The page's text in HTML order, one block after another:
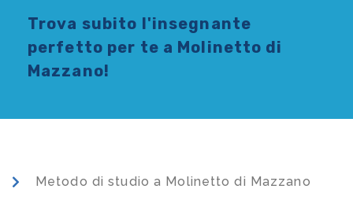
Trova subito l'insegnante
perfetto per te a Molinetto di
Mazzano!
Metodo di studio a Molinetto di Mazzano